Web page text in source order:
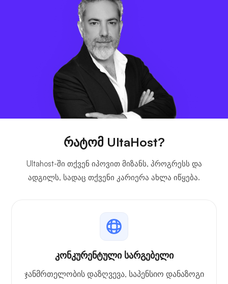
რატომ UltaHost?
Ultahost-ში თქვენ იპოვით მიზანს, პროგრესს და
ადგილს, სადაც თქვენი კარიერა ახლა იწყება.
კონკურენტული სარგებელი
ჯანმრთელობის დაზღვევა, საპენსიო დანაზოგი